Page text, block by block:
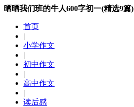
晒晒我们班的牛人600字初一(精选9篇)
首页
|
小学作文
|
初中作文
|
高中作文
|
读后感